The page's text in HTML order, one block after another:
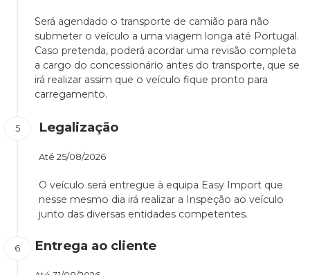
Será agendado o transporte de camião para não
submeter o veículo a uma viagem longa até Portugal.
Caso pretenda, poderá acordar uma revisão completa
a cargo do concessionário antes do transporte, que se
irá realizar assim que o veículo fique pronto para
carregamento.
Legalização
Até 25/08/2026
O veículo será entregue à equipa Easy Import que
nesse mesmo dia irá realizar a Inspeção ao veículo
junto das diversas entidades competentes.
Entrega ao cliente